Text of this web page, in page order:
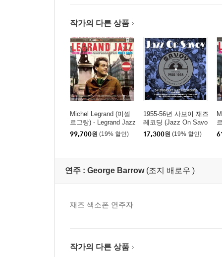
작가의 다른 상품
Michel Legrand (미셸
르그랑) - Legrand Jazz
[2LP]
99,700원 (19% 할인)
1955-56년 사보이 재즈
레코딩 (Jazz On Savo
y 1955-1956)
17,300원 (19% 할인)
연주 : George Barrow (조지 배로우 )
재즈 색소폰 연주자
작가의 다른 상품